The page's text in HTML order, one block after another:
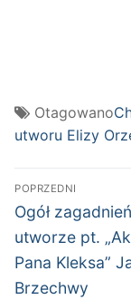
Otagowano
utworu Elizy
Nawigacja
wpisu
POPRZEDNI
Poprzedni
wpis:
Ogół
utworze pt.
Pana Kleksa”
Brzechwy